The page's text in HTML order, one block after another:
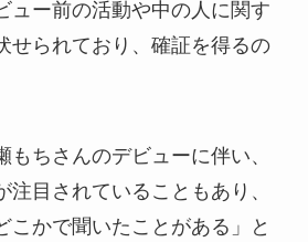
ュー前の活動や中の人に関す
せられており、確証を得るの
もちさんのデビューに伴い、
注目されていることもあり、
こかで聞いたことがある」と